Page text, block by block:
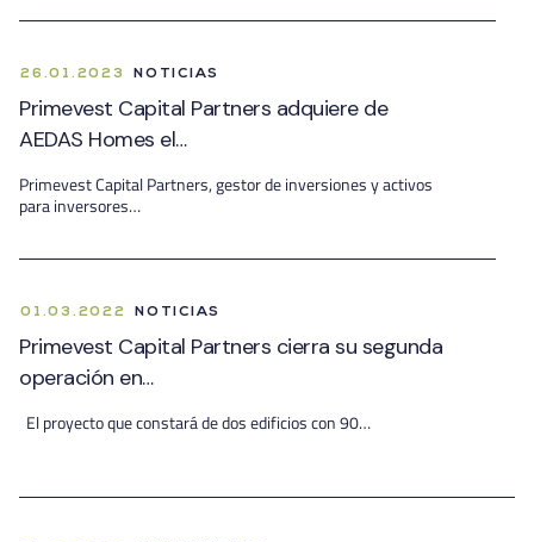
26.01.2023 NOTICIAS
Primevest Capital Partners adquiere de
AEDAS Homes el…
Primevest Capital Partners, gestor de inversiones y activos
para inversores…
01.03.2022 NOTICIAS
Primevest Capital Partners cierra su segunda
operación en…
El proyecto que constará de dos edificios con 90…